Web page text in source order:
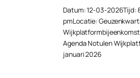
Datum: 12-03-2026Tijd:
pmLocatie:
Agenda Notulen
januari 2026